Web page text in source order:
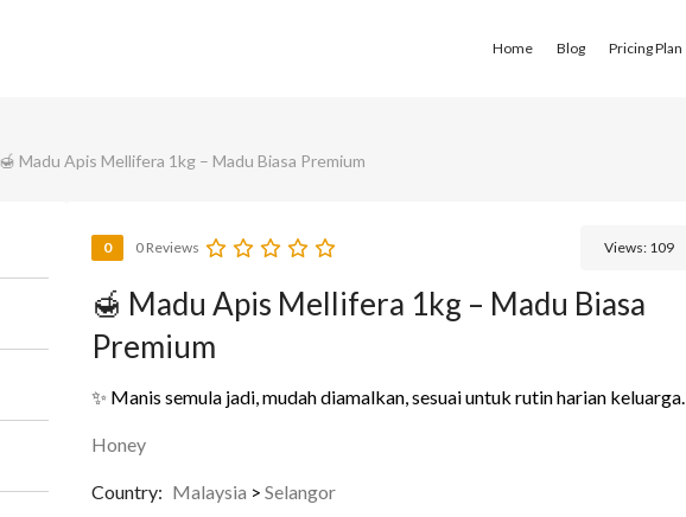
Home Blog Pricing Plan
🍯 Madu Apis Mellifera 1kg – Madu Biasa Premium
0 0 Reviews Views: 109
🍯 Madu Apis Mellifera 1kg – Madu Biasa
Premium
✨ Manis semula jadi, mudah diamalkan, sesuai untuk rutin harian keluarga.
Honey
Country: Malaysia > Selangor